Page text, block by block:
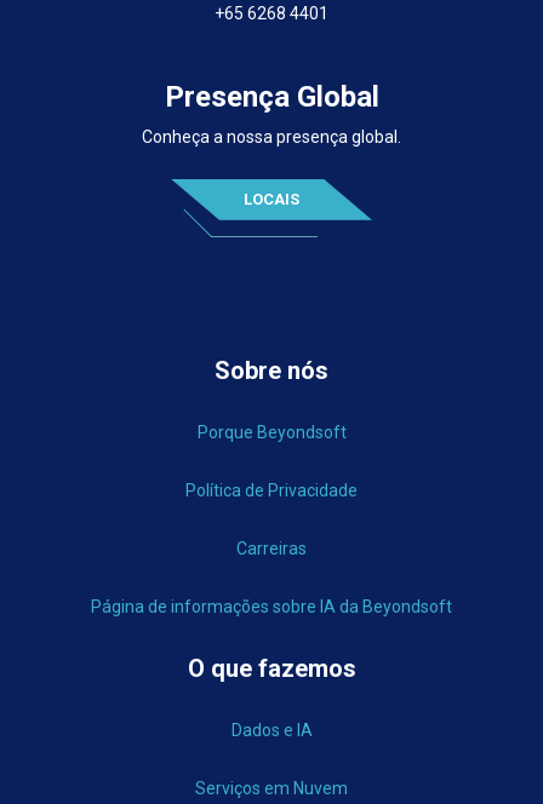
+65 6268 4401
Presença Global
Conheça a nossa presença global.
LOCAIS
Sobre nós
Porque Beyondsoft
Política de Privacidade
Carreiras
Página de informações sobre IA da Beyondsoft
O que fazemos
Dados e IA
Serviços em Nuvem